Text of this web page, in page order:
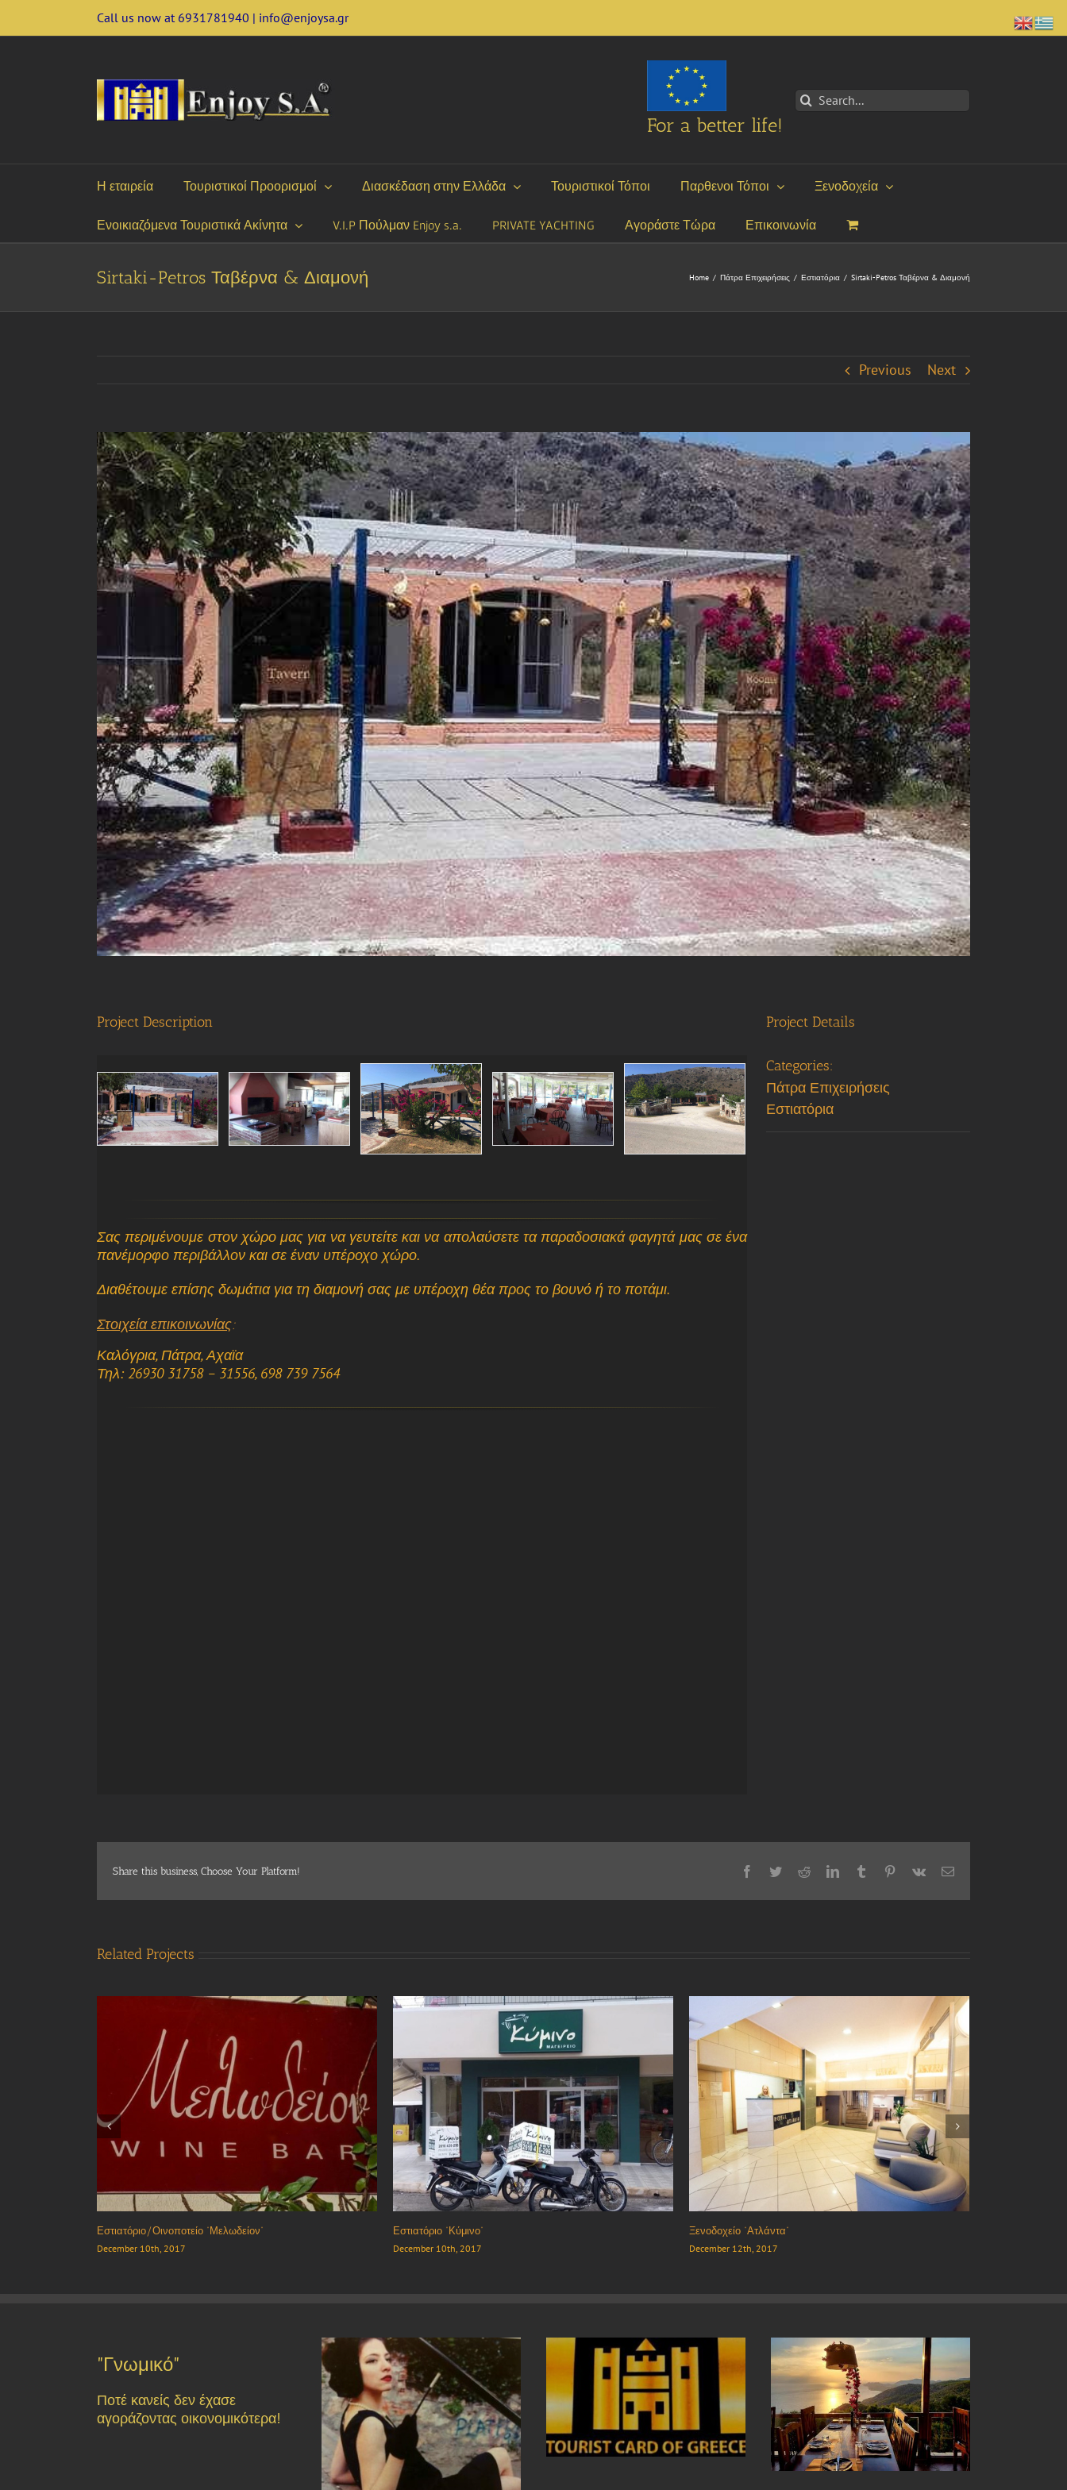
Call us now at 6931781940 | info@enjoysa.gr
For a better life!
Search
for:
Η εταιρεία Τουριστικοί Προορισμοί Διασκέδαση στην Ελλάδα Τουριστικοί Τόποι Παρθενοι Τόποι Ξενοδοχεία
Ενοικιαζόμενα Τουριστικά Ακίνητα V.I.P Πούλμαν Enjoy s.a. PRIVATE YACHTING Αγοράστε Τώρα Επικοινωνία
Sirtaki-Petros Ταβέρνα & Διαμονή Home / Πάτρα Επιχειρήσεις / Εστιατόρια / Sirtaki-Petros Ταβέρνα & Διαμονή
Previous Next
View
Larger
Image
Project Description
Σας περιμένουμε στον χώρο μας για να γευτείτε και να απολαύσετε τα παραδοσιακά φαγητά μας σε ένα
πανέμορφο περιβάλλον και σε έναν υπέροχο χώρο.
Διαθέτουμε επίσης δωμάτια για τη διαμονή σας με υπέροχη θέα προς το βουνό ή το ποτάμι.
Στοιχεία επικοινωνίας:
Καλόγρια, Πάτρα, Αχαϊα
Τηλ: 26930 31758 – 31556, 698 739 7564
Project Details
Categories:
Πάτρα Επιχειρήσεις
Εστιατόρια
Share this business, Choose Your Platform! Facebook
TwitterRedditLinkedInTumblr Pinterest
Vk Email
Related Projects
Ψητοπωλείο “Κάτι Ψήνεται”
December 11th, 2017
Μεζεδοπωλείο “ΕΠΑΚΡΟΝ”
December 10th, 2017
Εστιατόριο/Οινοποτείο “Μελωδείον”
December 10th, 2017
"Γνωμικό"
Ποτέ κανείς δεν έχασε
αγοράζοντας οικονομικότερα!